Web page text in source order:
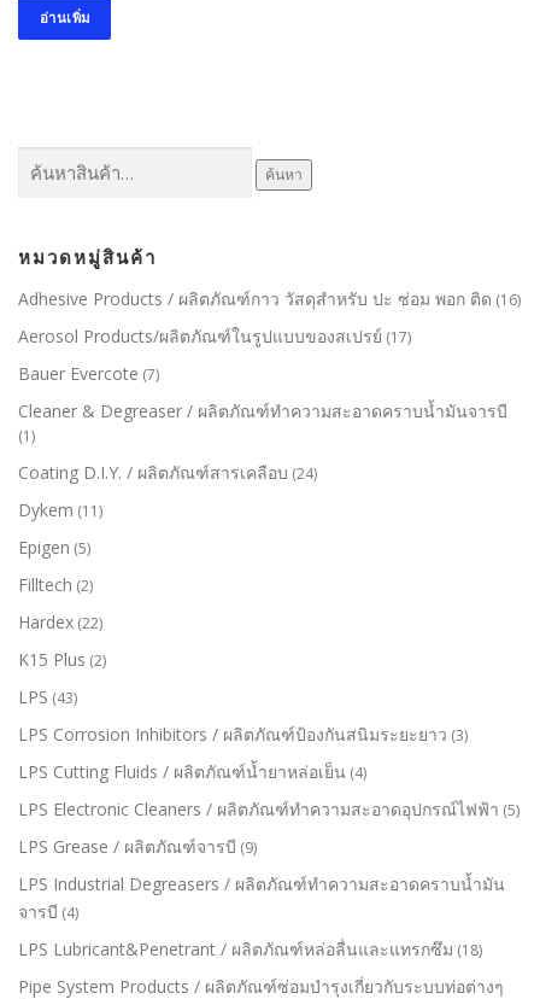
อ่านเพิ่ม
ค้นหา
หมวดหมู่สินค้า
Adhesive Products / ผลิตภัณฑ์กาว วัสดุสำหรับ ปะ ซ่อม พอก ติด (16)
Aerosol Products/ผลิตภัณฑ์ในรูปแบบของสเปรย์ (17)
Bauer Evercote (7)
Cleaner & Degreaser / ผลิตภัณฑ์ทำความสะอาดคราบน้ำมันจารบี
(1)
Coating D.I.Y. / ผลิตภัณฑ์สารเคลือบ (24)
Dykem (11)
Epigen (5)
Filltech (2)
Hardex (22)
K15 Plus (2)
LPS (43)
LPS Corrosion Inhibitors / ผลิตภัณฑ์ป้องกันสนิมระยะยาว (3)
LPS Cutting Fluids / ผลิตภัณฑ์น้ำยาหล่อเย็น (4)
LPS Electronic Cleaners / ผลิตภัณฑ์ทำความสะอาดอุปกรณ์ไฟฟ้า (5)
LPS Grease / ผลิตภัณฑ์จารบี (9)
LPS Industrial Degreasers / ผลิตภัณฑ์ทำความสะอาดคราบน้ำมัน
จารบี (4)
LPS Lubricant&Penetrant / ผลิตภัณฑ์หล่อลื่นและแทรกซึม (18)
Pipe System Products / ผลิตภัณฑ์ซ่อมบำรุงเกี่ยวกับระบบท่อต่างๆ